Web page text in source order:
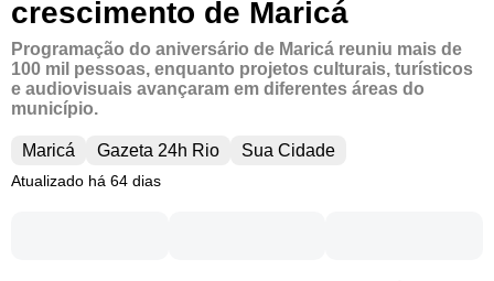
crescimento de Maricá
Programação do aniversário de Maricá reuniu mais de
100 mil pessoas, enquanto projetos culturais, turísticos
e audiovisuais avançaram em diferentes áreas do
município.
Maricá Gazeta 24h Rio Sua Cidade
Atualizado há 64 dias